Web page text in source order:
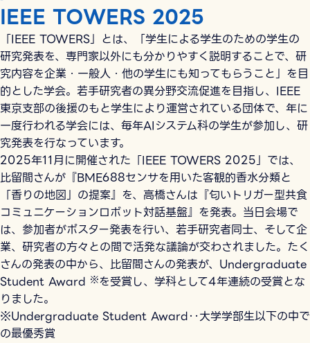
IEEE TOWERS 2025
「IEEE TOWERS」とは、「学生による学生のための学生の
研究発表を、専門家以外にも分かりやすく説明することで、研
究内容を企業・一般人・他の学生にも知ってもらうこと」を目
的とした学会。若手研究者の異分野交流促進を目指し、IEEE
東京支部の後援のもと学生により運営されている団体で、年に
一度行われる学会には、毎年AIシステム科の学生が参加し、研
究発表を行なっています。
2025年11月に開催された「IEEE TOWERS 2025」では、
比留間さんが『BME688センサを用いた客観的香水分類と
「香りの地図」の提案』を、高橋さんは『匂いトリガー型共食
コミュニケーションロボット対話基盤』を発表。当日会場で
は、参加者がポスター発表を行い、若手研究者同士、そして企
業、研究者の方々との間で活発な議論が交わされました。たく
さんの発表の中から、比留間さんの発表が、Undergraduate
Student Award ※を受賞し、学科として4年連続の受賞とな
りました。
※Undergraduate Student Award‥大学学部生以下の中で
の最優秀賞